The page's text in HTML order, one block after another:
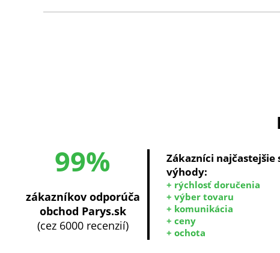
99%
zákazníkov odporúča
obchod Parys.sk
(cez 6000 recenzií)
Zákazníci
výhody:
+ rýchlosť doručenia
+ výber tovaru
+ komunikácia
+ ceny
+ ochota